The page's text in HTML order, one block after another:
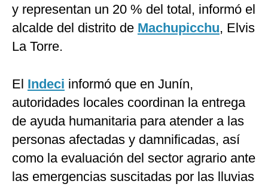
y representan un 20 % del total, informó el
alcalde del distrito de Machupicchu, Elvis
La Torre.
El Indeci informó que en Junín,
autoridades locales coordinan la entrega
de ayuda humanitaria para atender a las
personas afectadas y damnificadas, así
como la evaluación del sector agrario ante
las emergencias suscitadas por las lluvias